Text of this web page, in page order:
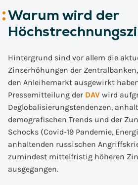
Warum wird der
Hintergrund sind vor allem die
Zinserhöhungen der
den Anleihemarkt ausgewirkt
Pressemitteilung der DAV wird
Deglobalisierungstendenzen,
demografischen Trends und der
Schocks (Covid-19 Pandemie,
anhaltenden russischen
zumindest mittelfristig höheren
ausgegangen.